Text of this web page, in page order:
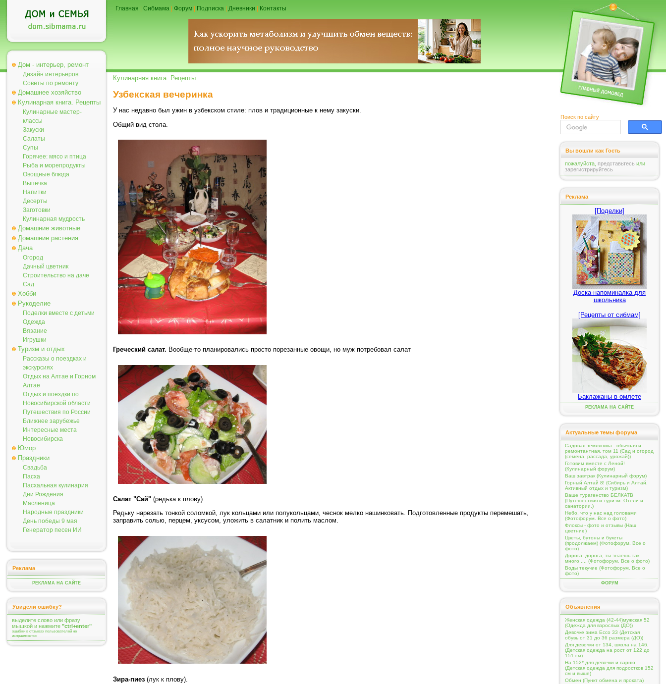
Дом - интерьер, ремонт
Дизайн интерьеров
Советы по ремонту
Домашнее хозяйство
Кулинарная книга. Рецепты
Кулинарные мастер-
классы
Закуски
Салаты
Супы
Горячее: мясо и птица
Рыба и морепродукты
Овощные блюда
Выпечка
Напитки
Десерты
Заготовки
Кулинарная мудрость
Домашние животные
Домашние растения
Дача
Огород
Дачный цветник
Строительство на даче
Сад
Хобби
Рукоделие
Поделки вместе с детьми
Одежда
Вязание
Игрушки
Туризм и отдых
Рассказы о поездках и
экскурсиях
Отдых на Алтае и Горном
Алтае
Отдых и поездки по
Новосибирской области
Путешествия по России
Ближнее зарубежье
Интересные места
Новосибирска
Юмор
Праздники
Свадьба
Пасха
Пасхальная кулинария
Дни Рождения
Масленица
Народные праздники
День победы 9 мая
Генератор песен ИИ
Реклама
РЕКЛАМА НА САЙТЕ
Увидели ошибку?
выделите слово или фразу
мышкой и нажмите "ctrl+enter"
ошибки в отзывах пользователей не
исправляются
Главная Сибмама Форум Подписка Дневники Контакты
Кулинарная книга. Рецепты
Узбекская вечеринка
У нас недавно был ужин в узбекском стиле: плов и традиционные к нему закуски.
Общий вид стола.
Греческий салат. Вообще-то планировались просто порезанные овощи, но муж потребовал салат
Cалат "Сай" (редька к плову).
Редьку нарезать тонкой соломкой, лук кольцами или полукольцами, чеснок мелко нашинковать. Подготовленные продукты перемешать,
заправить солью, перцем, уксусом, уложить в салатник и полить маслом.
Зира-пиез (лук к плову).
Поиск по сайту
Вы вошли как Гость
пожалуйста, представьтесь или
зарегистрируйтесь
Реклама
[Поделки]
Доска-напоминалка для
школьника
[Рецепты от сибмам]
Баклажаны в омлете
РЕКЛАМА НА САЙТЕ
Актуальные темы форума
Садовая земляника - обычная и
ремонтантная. том 11 (Сад и огород
(семена, рассада, урожай))
Готовим вместе с Леной!
(Кулинарный форум)
Ваш завтрак (Кулинарный форум)
Горный Алтай 8! (Сибирь и Алтай.
Активный отдых и туризм)
Ваше турагенство БЕЛКАТВ
(Путешествия и туризм. Отели и
санатории.)
Небо, что у нас над головами
(Фотофорум. Все о фото)
Флоксы - фото и отзывы (Наш
цветник )
Цветы, бутоны и букеты
(продолжаем) (Фотофорум. Все о
фото)
Дорога, дорога, ты знаешь так
много .... (Фотофорум. Все о фото)
Воды текучие (Фотофорум. Все о
фото)
ФОРУМ
Объявления
Женская одежда (42-44)мужская 52
(Одежда для взрослых (ДО))
Девочке зима Ecco 33 (Детская
обувь от 31 до 36 размера (ДО))
Для девочки от 134, школа на 146,
(Детская одежда на рост от 122 до
151 см)
На 152* для девочки и парню
(Детская одежда для подростков 152
см и выше)
Обмен (Пункт обмена и проката)